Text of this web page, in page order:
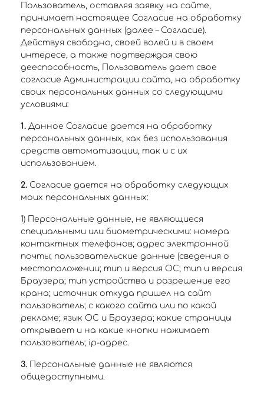
Пользователь, оставляя заявку на сайте,
принимает настоящее Согласие на обработку
персональных данных (далее – Согласие).
Действуя свободно, своей волей и в своем
интересе, а также подтверждая свою
дееспособность, Пользователь дает свое
согласие Администрации сайта, на обработку
своих персональных данных со следующими
условиями:
1. Данное Согласие дается на обработку
персональных данных, как без использования
средств автоматизации, так и с их
использованием.
2. Согласие дается на обработку следующих
моих персональных данных:
1) Персональные данные, не являющиеся
специальными или биометрическими: номера
контактных телефонов; адрес электронной
почты; пользовательские данные (сведения о
местоположении; тип и версия ОС; тип и версия
Браузера; тип устройства и разрешение его
крана; источник откуда пришел на сайт
пользователь; с какого сайта или по какой
рекламе; язык ОС и Браузера; какие страницы
открывает и на какие кнопки нажимает
пользователь; ip-адрес.
3. Персональные данные не являются
общедоступными.